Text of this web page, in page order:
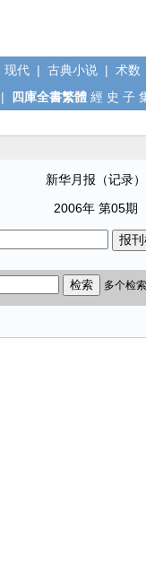
现代 | 古典小说 | 术数
| 四庫全書繁體 經 史 子
新华月报（记录）
2006年 第05期